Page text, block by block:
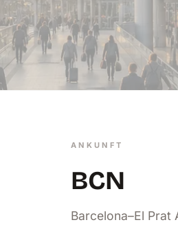
ANKUNFT
BCN
Barcelona–El Prat